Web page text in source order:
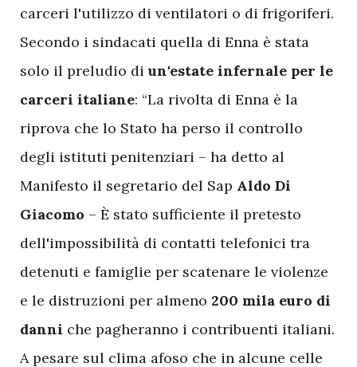
carceri l'utilizzo di ventilatori o di frigoriferi.
Secondo i sindacati quella di Enna è stata
solo il preludio diun'estate infernale per le
carceri italiane: “La rivolta di Enna è la
riprova che lo Stato ha perso il controllo
degli istituti penitenziari – ha detto al
Manifesto il segretario del Sap Aldo Di
Giacomo – È stato sufficiente il pretesto
dell'impossibilità di contatti telefonici tra
detenuti e famiglie per scatenare le violenze
e le distruzioni per almeno 200 mila euro di
danni che pagheranno i contribuenti italiani.
A pesare sul clima afoso che in alcune celle